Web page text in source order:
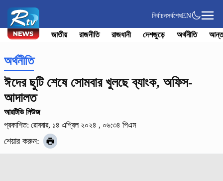
নির্বাচনসর্বশেষEN
জাতীয় রাজনীতি রাজধানী দেশজুড়ে অর্থনীতি
অর্থনীতি
ঈদের ছুটি শেষে সোমবার খুলছে ব্যাংক, অফিস-
আদালত
আরটিভি নিউজ
প্রকাশিত: রোববার, ১৪ এপ্রিল ২০২৪ , ০৬:৩৪ পিএম
শেয়ার করুন: